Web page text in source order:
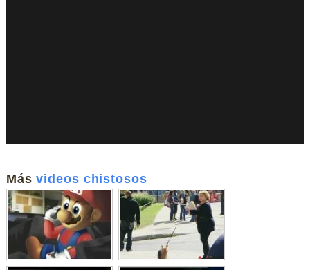
Másvideos chistosos